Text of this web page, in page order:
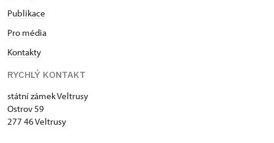
Publikace
Pro média
Kontakty
RYCHLÝ KONTAKT
státní zámek Veltrusy
Ostrov 59
277 46 Veltrusy